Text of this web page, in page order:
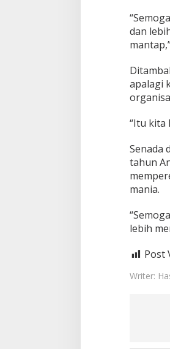
e
-
1
T
h
u
dan
apalagi
“Itu kita
Senada
tahun
mania.
lebih
Post
Writer: